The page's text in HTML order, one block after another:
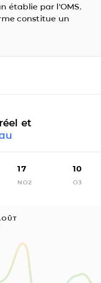
établie par l'OMS.
constitue un
et
17
NO2
10
O3